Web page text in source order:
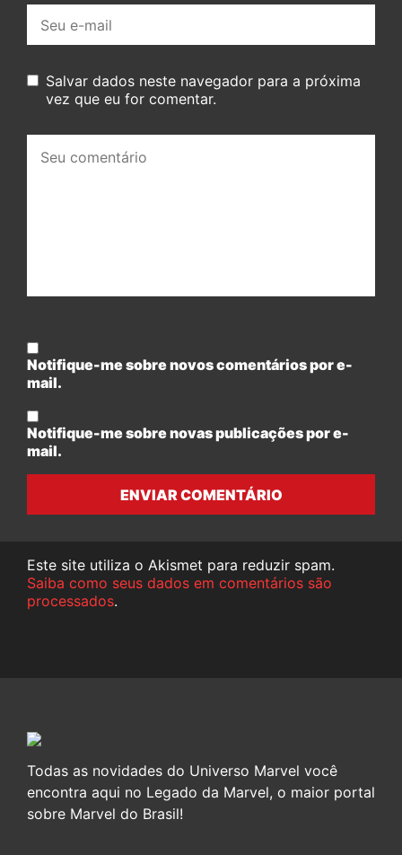
mail:
Salvar dados neste navegador para a próxima
vez que eu for comentar.
comentário:
Notifique-me sobre novos comentários por e-
mail.
Notifique-me sobre novas publicações por e-
mail.
ENVIAR COMENTÁRIO
Este site utiliza o Akismet para reduzir spam.
Saiba como seus dados em comentários são
processados.
Todas as novidades do Universo Marvel você
encontra aqui no Legado da Marvel, o maior portal
sobre Marvel do Brasil!